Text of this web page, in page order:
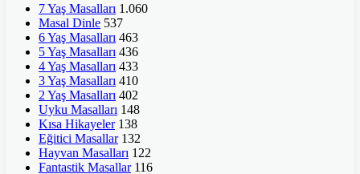
7 Yaş Masalları 1.060
Masal Dinle 537
6 Yaş Masalları 463
5 Yaş Masalları 436
4 Yaş Masalları 433
3 Yaş Masalları 410
2 Yaş Masalları 402
Uyku Masalları 148
Kısa Hikayeler 138
Eğitici Masallar 132
Hayvan Masalları 122
Fantastik Masallar 116